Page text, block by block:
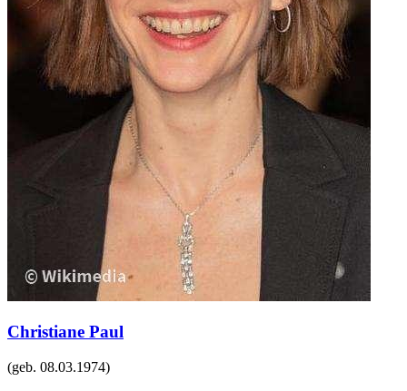
Christiane Paul
(geb. 08.03.1974)